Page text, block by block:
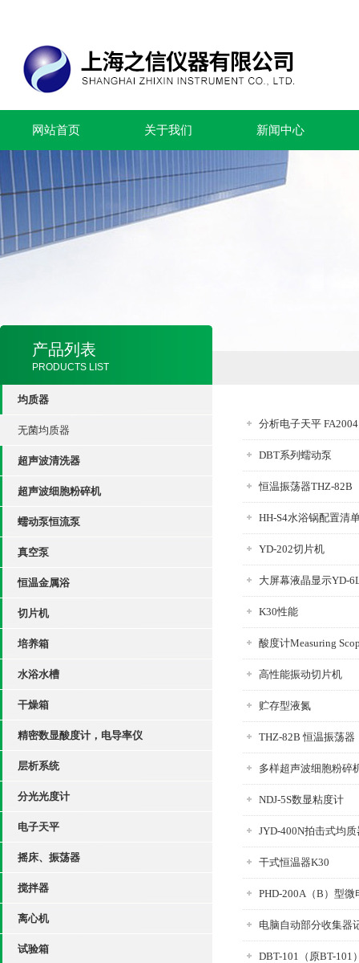
网站首页 关于我们 新闻中心
产品列表
PRODUCTS LIST
均质器
无菌均质器
超声波清洗器
超声波细胞粉碎机
蠕动泵恒流泵
真空泵
恒温金属浴
切片机
培养箱
水浴水槽
干燥箱
精密数显酸度计，电导率仪
层析系统
分光光度计
电子天平
摇床、振荡器
搅拌器
离心机
试验箱
分析电子天平 FA2004
DBT系列蠕动泵
恒温振荡器THZ-82B
HH-S4水浴锅配置清
YD-202切片机
大屏幕液晶显示YD-
K30性能
酸度计Measuring
高性能振动切片机
贮存型液氮
THZ-82B 恒温振荡器
多样超声波细胞粉碎
NDJ-5S数显粘度计
JYD-400N拍击式均质
干式恒温器K30
PHD-200A（B）型微
电脑自动部分收集器
DBT-101（原BT-101